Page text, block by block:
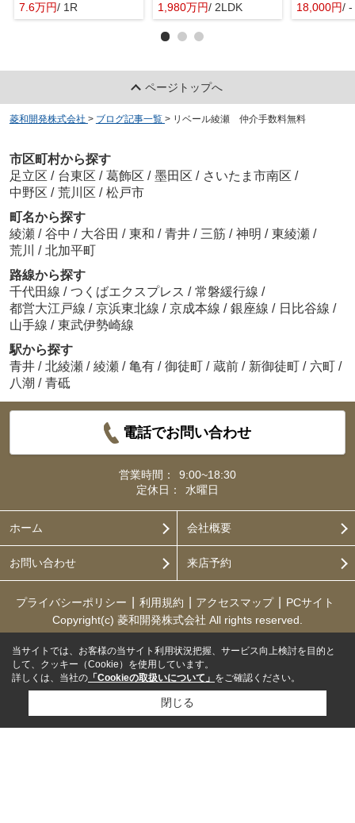
7.6万円/ 1R
1,980万円/ 2LDK
18,000円/ -
ページトップへ
菱和開発株式会社 > ブログ記事一覧 > リベール綾瀬 仲介手数料無料
市区町村から探す
足立区 / 台東区 / 葛飾区 / 墨田区 / さいたま市南区 /
中野区 / 荒川区 / 松戸市
町名から探す
綾瀬 / 谷中 / 大谷田 / 東和 / 青井 / 三筋 / 神明 / 東綾瀬 /
荒川 / 北加平町
路線から探す
千代田線 / つくばエクスプレス / 常磐緩行線 /
都営大江戸線 / 京浜東北線 / 京成本線 / 銀座線 / 日比谷線 /
山手線 / 東武伊勢崎線
駅から探す
青井 / 北綾瀬 / 綾瀬 / 亀有 / 御徒町 / 蔵前 / 新御徒町 / 六町 /
八潮 / 青砥
電話でお問い合わせ
営業時間：
9:00~18:30
定休日：
水曜日
ホーム 会社概要
お問い合わせ 来店予約
プライバシーポリシー 利用規約 アクセスマップ
PCサイト
Copyright(c) 菱和開発株式会社 All rights reserved.
当サイトでは、お客様の当サイト利用状況把握、サービス向上検討を目的と
して、クッキー（Cookie）を使用しています。
詳しくは、当社の 「Cookieの取扱いについて」 をご確認ください。
閉じる